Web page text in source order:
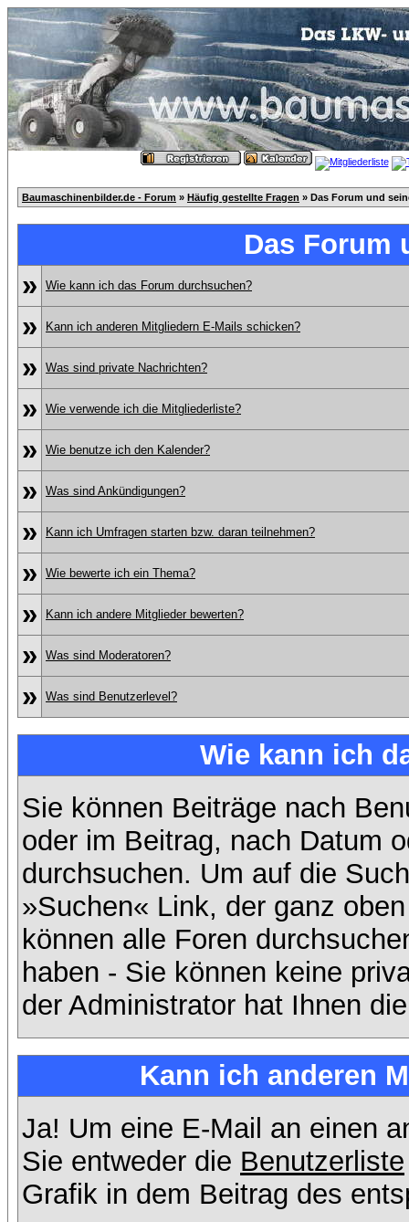
Baumaschinenbilder.de - Forum » Häufig gestellte Fragen » Das Forum und
Das Forum
»
Wie kann ich das Forum durchsuchen?
» Kann ich anderen Mitgliedern E-Mails schicken?
» Was sind private Nachrichten?
» Wie verwende ich die Mitgliederliste?
» Wie benutze ich den Kalender?
» Was sind Ankündigungen?
» Kann ich Umfragen starten bzw. daran teilnehmen?
» Wie bewerte ich ein Thema?
» Kann ich andere Mitglieder bewerten?
» Was sind Moderatoren?
» Was sind Benutzerlevel?
Wie kann ich
Sie können Beiträge nach
oder im Beitrag, nach Datum
durchsuchen. Um auf die
»Suchen« Link, der ganz
können alle Foren
haben - Sie können keine
der Administrator hat Ihnen
Kann ich anderen
Ja! Um eine E-Mail an einen
Sie entweder die Benutzerliste
Grafik in dem Beitrag des